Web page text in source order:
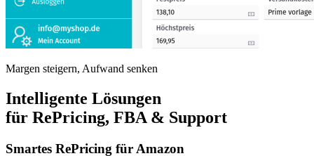
Margen steigern, Aufwand senken
Intelligente Lösungen
für RePricing, FBA & Support
Smartes RePricing für Amazon